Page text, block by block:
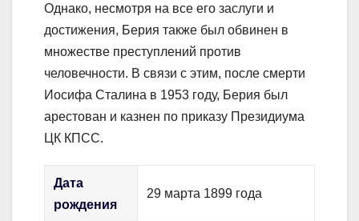
Однако, несмотря на все его заслуги и
достижения, Берия также был обвинен в
множестве преступлений против
человечности. В связи с этим, после смерти
Иосифа Сталина в 1953 году, Берия был
арестован и казнен по приказу Президиума
ЦК КПСС.
Дата
рождения
29 марта 1899 года